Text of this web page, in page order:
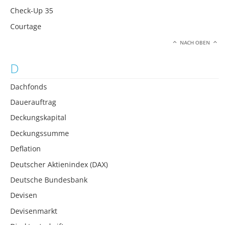
Check-Up 35
Courtage
NACH OBEN
D
Dachfonds
Dauerauftrag
Deckungskapital
Deckungssumme
Deflation
Deutscher Aktienindex (DAX)
Deutsche Bundesbank
Devisen
Devisenmarkt